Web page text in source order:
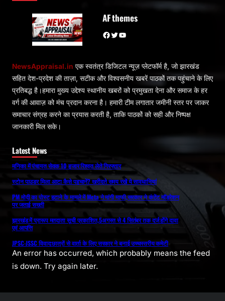
AF themes
Facebook Twitter YouTube
NewsAppraisal.in एक स्वतंत्र डिजिटल न्यूज़ प्लेटफॉर्म है, जो झारखंड
सहित देश-प्रदेश की ताज़ा, सटीक और विश्वसनीय खबरें पाठकों तक पहुंचाने के लिए
प्रतिबद्ध है।हमारा मुख्य उद्देश्य स्थानीय खबरों को प्रमुखता देना और समाज के हर
वर्ग की आवाज़ को मंच प्रदान करना है। हमारी टीम लगातार जमीनी स्तर पर जाकर
समाचार संग्रह करने का प्रयास करती है, ताकि पाठकों को सही और निष्पक्ष
जानकारी मिल सके।
Latest News
मनिका में पंचायत सेवक 10 हजार रिश्वत लेते गिरफ्तार
स्टोन पाउडर मिला आटा कैसे पहचानें? खरीदते समय रखें ये सावधानियां
PM मोदी का पोस्ट हटाने के मामले में Meta ने मांगी माफी,सरकार ने कंटेंट मॉडरेशन
पर जताई सख्ती
झारखंड में प्रारूप मतदाता सूची प्रकाशित,5अगस्त से 4 सितंबर तक दर्ज होंगे दावा
एवं आपत्ति
JPSC-JSSC विवाद:छात्रों से वार्ता के लिए सरकार ने बनाई उच्चस्तरीय कमेटी
An error has occurred, which probably means the feed
is down. Try again later.